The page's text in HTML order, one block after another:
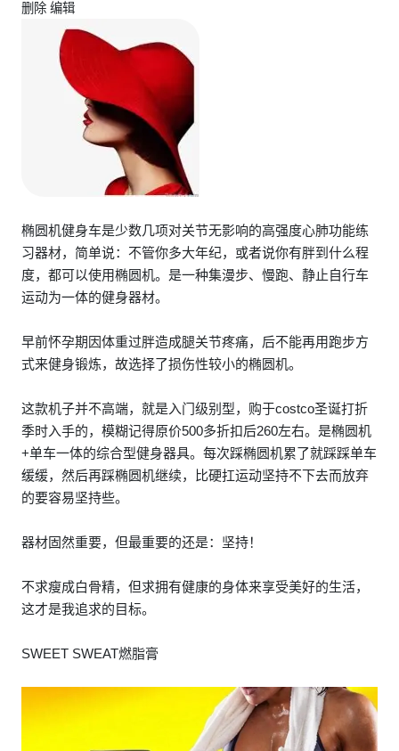
删除 编辑
椭圆机健身车是少数几项对关节无影响的高强度心肺功能练
习器材，简单说：不管你多大年纪，或者说你有胖到什么程
度，都可以使用椭圆机。是一种集漫步、慢跑、静止自行车
运动为一体的健身器材。
早前怀孕期因体重过胖造成腿关节疼痛，后不能再用跑步方
式来健身锻炼，故选择了损伤性较小的椭圆机。
这款机子并不高端，就是入门级别型，购于costco圣诞打折
季时入手的，模糊记得原价500多折扣后260左右。是椭圆机
+单车一体的综合型健身器具。每次踩椭圆机累了就踩踩单车
缓缓，然后再踩椭圆机继续，比硬扛运动坚持不下去而放弃
的要容易坚持些。
器材固然重要，但最重要的还是：坚持！
不求瘦成白骨精，但求拥有健康的身体来享受美好的生活，
这才是我追求的目标。
SWEET SWEAT燃脂膏